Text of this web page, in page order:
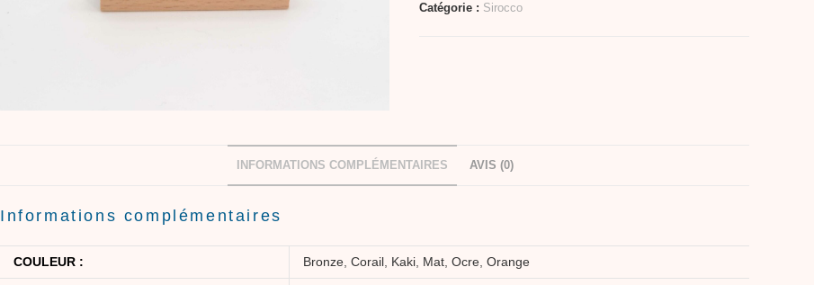
Catégorie : Sirocco
INFORMATIONS COMPLÉMENTAIRES AVIS (0)
Informations complémentaires
COULEUR : Bronze Corail Kaki Mat Ocre Orange